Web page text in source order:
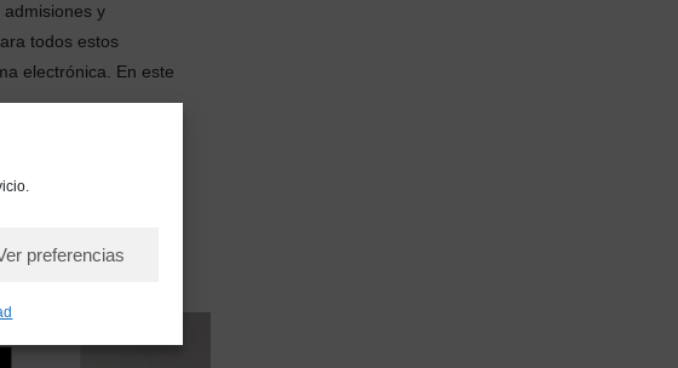
preferencias
y
todos estos
electrónica. En este